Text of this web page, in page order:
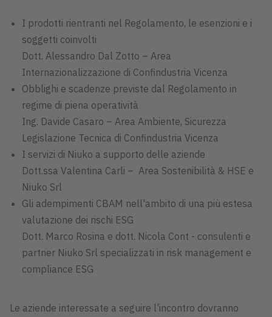
I prodotti rientranti nel Regolamento, le esenzioni e i
soggetti coinvolti
Dott. Alessandro Dal Zotto – Area
Internazionalizzazione di Confindustria Vicenza
Obblighi e scadenze previste dal Regolamento in
regime di piena operatività
Ing. Davide Casaro – Area Ambiente, Sicurezza
Legislazione Tecnica di Confindustria Vicenza
I servizi di Niuko a supporto delle aziende
Dott.ssa Valentina Carli – Area Sostenibilità & HSE e
Niuko Srl
Gli adempimenti CBAM nell'ambito di una più estesa
valutazione dei rischi ESG
Dott. Marco Rosina e dott. Nicola Cont - consulenti e
partner Niuko Srl specializzati in risk management e
compliance ESG
Le aziende interessate a seguire l’incontro dovranno